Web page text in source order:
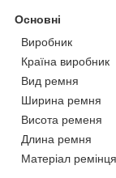
Основні
Виробник
Країна виробник
Вид ремня
Ширина ремня
Висота ременя
Длина ремня
Матеріал ремінця